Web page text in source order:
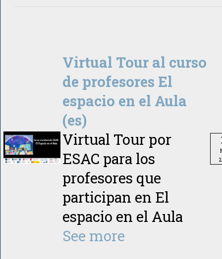
Virtual Tour al curso
de profesores El
espacio en el Aula
(es)
Virtual Tour por
ESAC para los
profesores que
participan en El
espacio en el Aula
See more